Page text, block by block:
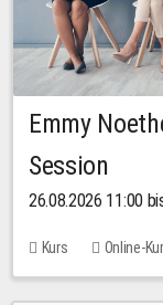
Emmy
Session
26.08.2026 11:00
Kurs Online-